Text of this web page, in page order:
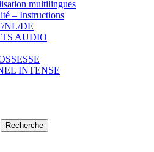
multilingues
– Instructions
NL/DE
AUDIO
INTENSE
Recherche